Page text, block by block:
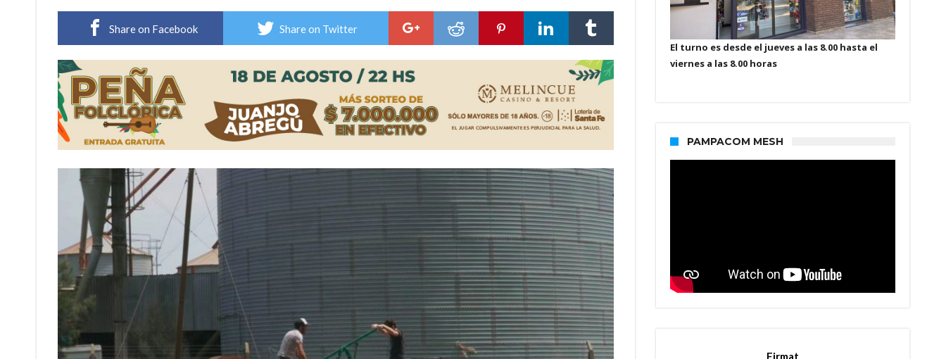
Share on Facebook Share on Twitter
El turno es desde el jueves a las 8.00 hasta el
viernes a las 8.00 horas
PAMPACOM MESH
Firmat